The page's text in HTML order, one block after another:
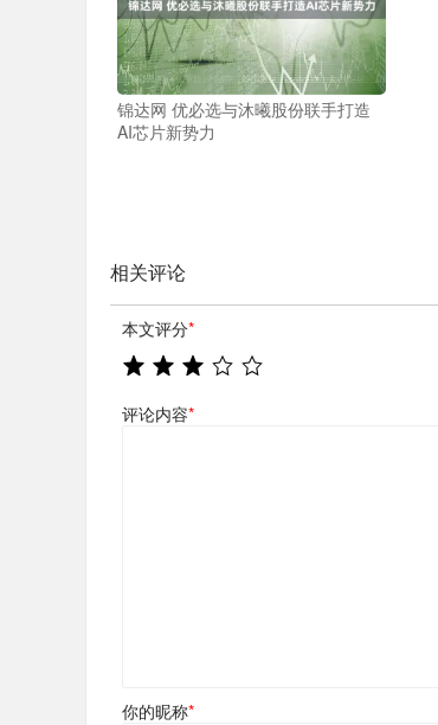
锦达网 优必选与沐曦股份联手打造
AI芯片新势力
相关评论
本文评分*
评论内容*
你的昵称*